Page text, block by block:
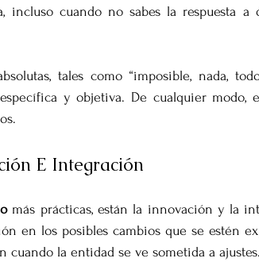
incluso cuando no sabes la respuesta a
tales como “imposible, nada,
y objetiva. De cualquier modo,
E Integración
más prácticas, están la innovación y la
en los posibles cambios que se estén
cuando la entidad se ve sometida a ajustes.